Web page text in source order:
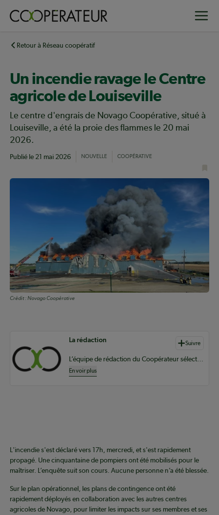
principalRetour à Réseau coopératif
Un incendie ravage le Centre
agricole de Louiseville
Le centre d'engrais de Novago Coopérative, situé à
Louiseville, a été la proie des flammes le 20 mai
2026.
Publié le 21 mai 2026 NOUVELLE COOPÉRATIVE
Crédit :Novago Coopérative
Auteurs de contenu
La rédaction Suivre
L’équipe de rédaction du Coopérateur sélectionne du contenu pertinent à vos informations coopératives à l’échelle provinciale, nationale et internationale.
En voir plus
L'incendie s'est déclaré vers 17h, mercredi, et s'est rapidement
propagé. Une cinquantaine de pompiers ont été mobilisés pour le
maîtriser. L’enquête suit son cours. Aucune personne n’a été blessée.
Sur le plan opérationnel, les plans de contingence ont été
rapidement déployés en collaboration avec les autres centres
agricoles de Novago, pour limiter les impacts sur ses membres et ses